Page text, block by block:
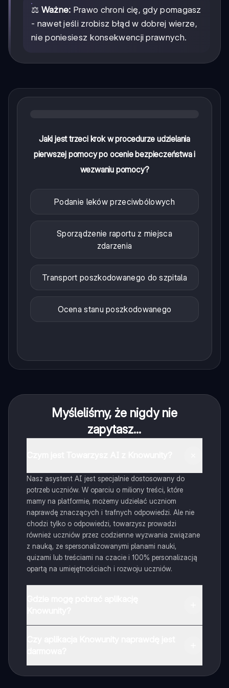
⚖️ Ważne: Prawo chroni cię, gdy pomagasz
- nawet jeśli zrobisz błąd w dobrej wierze,
nie poniesiesz konsekwencji prawnych.
Jaki jest trzeci krok w procedurze udzielania
pierwszej pomocy po ocenie bezpieczeństwa i
wezwaniu pomocy?
Podanie leków przeciwbólowych
Sporządzenie raportu z miejsca
zdarzenia
Transport poszkodowanego do szpitala
Ocena stanu poszkodowanego
Myśleliśmy, że nigdy nie
zapytasz...
Nasz asystent AI jest specjalnie dostosowany do
potrzeb uczniów. W oparciu o miliony treści, które
mamy na platformie, możemy udzielać uczniom
naprawdę znaczących i trafnych odpowiedzi. Ale nie
chodzi tylko o odpowiedzi, towarzysz prowadzi
również uczniów przez codzienne wyzwania związane
z nauką, ze spersonalizowanymi planami nauki,
quizami lub treściami na czacie i 100% personalizacją
opartą na umiejętnościach i rozwoju uczniów.